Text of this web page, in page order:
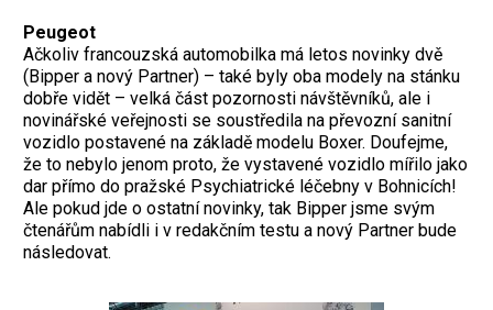
Peugeot
Ačkoliv francouzská automobilka má letos novinky dvě
(Bipper a nový Partner) – také byly oba modely na stánku
dobře vidět – velká část pozornosti návštěvníků, ale i
novinářské veřejnosti se soustředila na převozní sanitní
vozidlo postavené na základě modelu Boxer. Doufejme,
že to nebylo jenom proto, že vystavené vozidlo mířilo jako
dar přímo do pražské Psychiatrické léčebny v Bohnicích!
Ale pokud jde o ostatní novinky, tak Bipper jsme svým
čtenářům nabídli i v redakčním testu a nový Partner bude
následovat.